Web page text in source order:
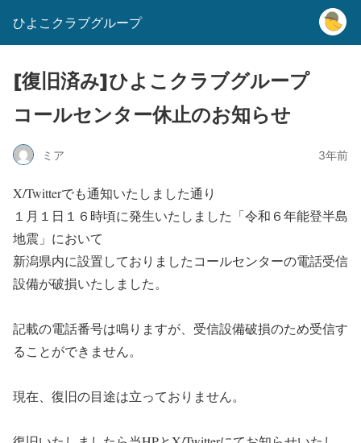
ひよこクラブグループ
[復旧済み]ひよこクラブグループ
コールセンター休止のお知らせ
ミア 3年前
X/Twitterでも通知いたしました通り
１月１日１６時頃に発生いたしました「令和６年能登半島
地震」において
新潟県内に設置しておりましたコールセンターの電話受信
設備が破損いたしました。
記載の電話番号は鳴りますが、受信設備破損のため受信す
ることができません。
現在、復旧の目途は立っておりません。